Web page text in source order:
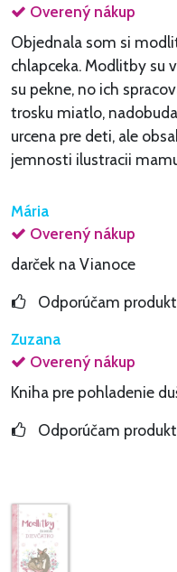
Overený nákup
Objednala som si
chlapceka. Modlitby su
su pekne, no ich
trosku miatlo,
urcena pre deti, ale
jemnosti ilustracii
Mária
Overený nákup
darček na Vianoce
Odporúčam produkt
Zuzana
Overený nákup
Kniha pre pohladenie
Odporúčam produkt